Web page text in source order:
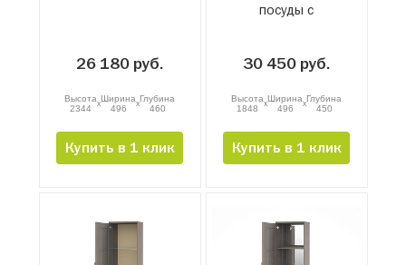
26 180 руб.
Высота
2344
xШирина
496
xГлубина
460
Купить в 1 клик
посуды с
30 450 руб.
Высота
1848
xШирина
496
xГлубина
450
Купить в 1 клик